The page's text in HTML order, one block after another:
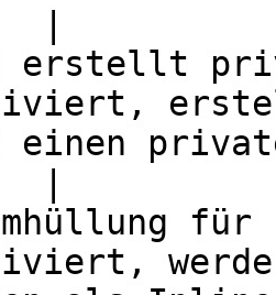
|
erstellt
einen
|
für